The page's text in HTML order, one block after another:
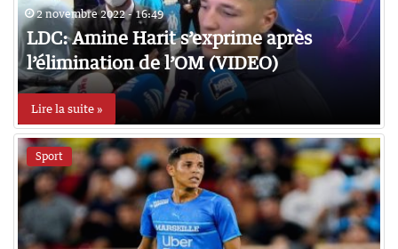
2 novembre 2022 - 16:49
LDC: Amine Harit s’exprime après
l’élimination de l’OM (VIDEO)
Lire la suite »
Sport